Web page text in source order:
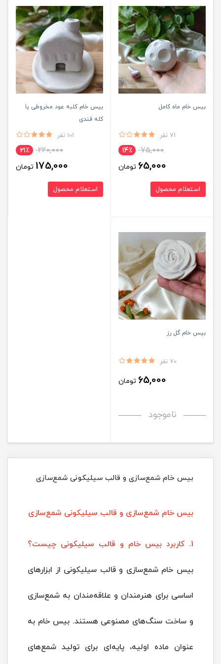
بیس خام ماه کامل
71 نفر
75,000 14٪
65,000 تومان
استعلام محصول
بیس خام کلبه عود مخروطی یا
کله قندی
101 نفر
220,000 21٪
175,000 تومان
استعلام محصول
بیس خام گل رز
70 نفر
65,000 تومان
ناموجود
بیس خام شمع‌سازی و قالب سیلیکونی شمع‌سازی
بیس خام شمع‌سازی و قالب سیلیکونی شمع‌سازی
1. کاربرد بیس خام و قالب سیلیکونی چیست؟
بیس خام شمع‌سازی و قالب سیلیکونی از ابزارهای
اساسی برای هنرمندان و علاقه‌مندان به شمع‌سازی
و ساخت سنگ‌های مصنوعی هستند. بیس خام به
عنوان ماده اولیه، پایه‌ای برای تولید شمع‌های